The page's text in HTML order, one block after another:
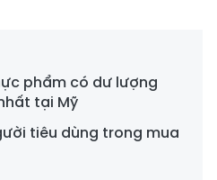
phẩm có dư lượng
tại Mỹ
tiêu dùng trong mua